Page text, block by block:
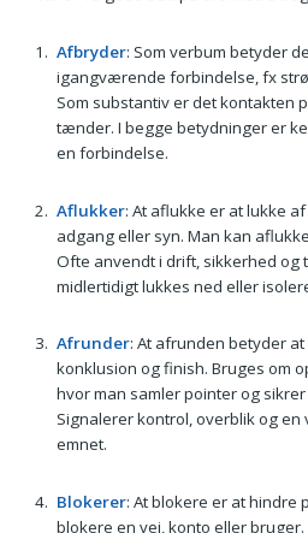
Afbryder: Som verbum betyder
igangværende forbindelse, fx
Som substantiv er det kontakten
tænder. I begge betydninger er
en forbindelse.
Aflukker: At aflukke er at lukke
adgang eller syn. Man kan
Ofte anvendt i drift, sikkerhed og
midlertidigt lukkes ned eller
Afrunder: At afrunden betyder
konklusion og finish. Bruges om
hvor man samler pointer og
Signalerer kontrol, overblik og
emnet.
Blokerer: At blokere er at hindre
blokere en vej, konto eller